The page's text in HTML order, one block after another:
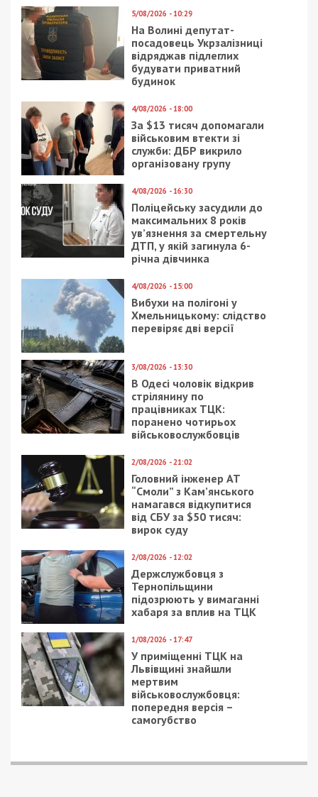
Следующая статья:
Корупція на території лікарні Мечникова:
про що мовчить Сергій Риженко?
ПОПУЛЯРНІ НОВИНИ
19/10/2025 - 12:00
У Дніпрі чоловік
влаштував бійку з ТЦК
перехожих
15/12/2024 - 15:15
На Хмельниччині
затримали
співробітника
заповідника, який
працював з
окупантами
9/04/2026 - 13:30
міграційної служби
приховав активи на
понад 30 млн грн
3/03/2024 - 20:00
Криворізькі
збираються придбати
саджанці кущів майже
на 1,4 млн грн